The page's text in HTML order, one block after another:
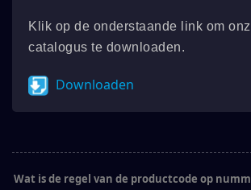
Klik op de onderstaande link om
catalogus te downloaden.
Downloaden
Wat is de regel van de productcode op